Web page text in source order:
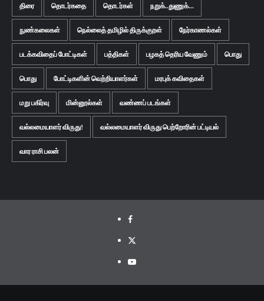
திரை தொடர்கதை தொடர்கள் நறுக்..துணுக்...
நுண்கலைகள் நெல்லைத் தமிழில் திருக்குறள் நேர்காணல்கள்
படக்கவிதைப் போட்டிகள் பத்திகள் பழகத் தெரிய வேணும் பொது
பொது போட்டிகளின் வெற்றியாளர்கள் மரபுக் கவிதைகள்
மறு பகிர்வு மின்னூல்கள் வண்ணப் படங்கள்
வல்லமையாளர் விருது! வல்லமையாளர் விருது பெற்றோரின் பட்டியல்
வார ராசி பலன்
Facebook
Twitter
Youtube